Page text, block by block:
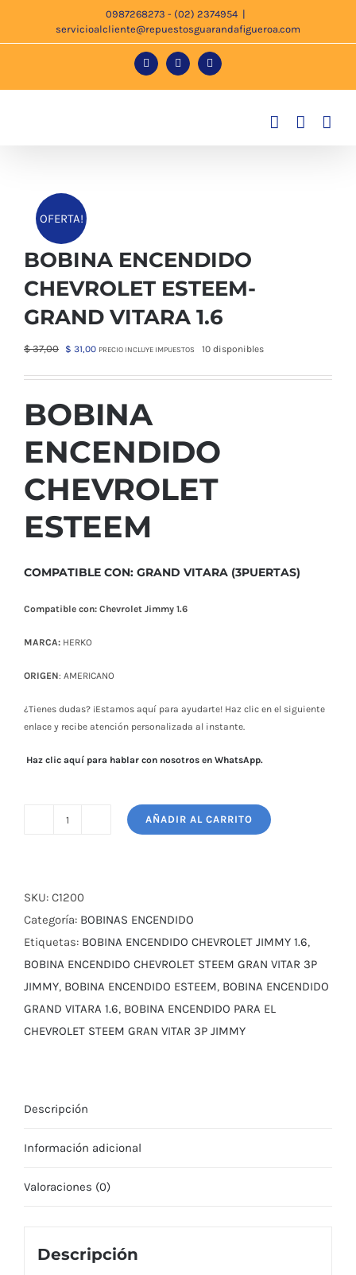
0987268273 - (02) 2374954 |
servicioalcliente@repuestosguarandafigueroa.com
FacebookInstagramTiktok
OFERTA!
BOBINA ENCENDIDO
CHEVROLET ESTEEM-
GRAND VITARA 1.6
$37,00
El
original
$ 37,00.
$ 31,00El
actual
$ 31,00.
PRECIO INCLUYE IMPUESTOS 10 disponibles
BOBINA
ENCENDIDO
CHEVROLET
ESTEEM
COMPATIBLE CON: GRAND VITARA (3PUERTAS)
Compatible con: Chevrolet Jimmy 1.6
MARCA: HERKO
ORIGEN: AMERICANO
¿Tienes dudas? ¡Estamos aquí para ayudarte! Haz clic en el siguiente
enlace y recibe atención personalizada al instante.
Haz clic aquí para hablar con nosotros en WhatsApp.
ESTEEM-
GRAND
VITARA
1.6
cantidad
AÑADIR AL CARRITO
SKU: C1200
Categoría: BOBINAS ENCENDIDO
Etiquetas: BOBINA ENCENDIDO CHEVROLET JIMMY 1.6,
BOBINA ENCENDIDO CHEVROLET STEEM GRAN VITAR 3P
JIMMY, BOBINA ENCENDIDO ESTEEM, BOBINA ENCENDIDO
GRAND VITARA 1.6, BOBINA ENCENDIDO PARA EL
CHEVROLET STEEM GRAN VITAR 3P JIMMY
Descripción
Información adicional
Valoraciones (0)
Descripción